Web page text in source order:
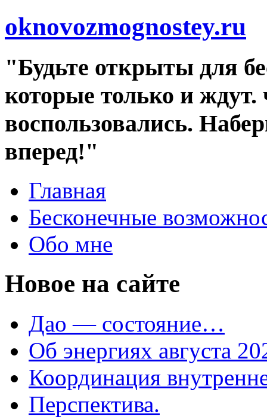
oknovozmognostey.ru
"Будьте открыты для
которые только и
воспользовались.
вперед!"
Главная
Бесконечные
Обо мне
Новое на сайте
Дао — состояние…
Об энергиях августа
Координация
Перспектива.